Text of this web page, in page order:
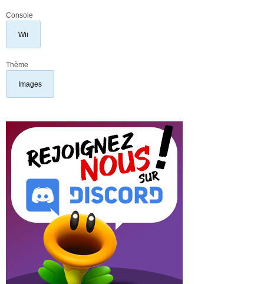
Console
Wii
Thème
Images